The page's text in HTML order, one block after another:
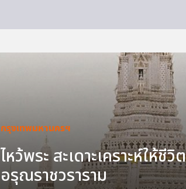
กรุงเทพมหานครฯ
ไหว้พระ สะเดาะเคราะห์ให้ชี
อรุณราชวราราม